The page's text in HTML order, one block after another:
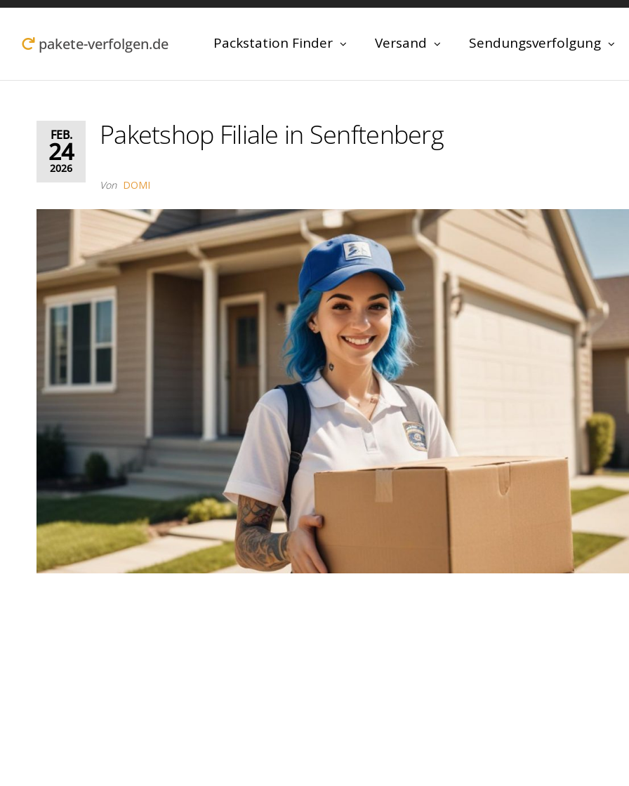
Zum
Inhalt pakete-verfolgen.de Packstation Finder Versand Sendungsverfolgung
FEB.
24
2026
Paketshop Filiale in Senftenberg
Von DOMI